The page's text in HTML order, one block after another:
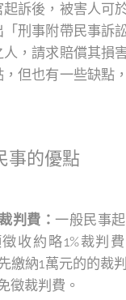
訴後，被害人可
刑事附帶民事訴
人，請求賠償其損
但也有一些缺點
事的優點
判費：一般民事
收約略1%裁判
繳納1萬元的的裁
徵裁判費。